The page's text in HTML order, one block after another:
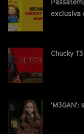
exclusiva
Chucky T3
'M3GAN':